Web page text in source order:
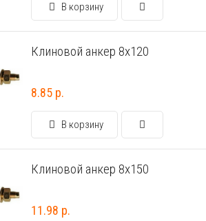
В корзину
Клиновой анкер 8х120
8.85 р.
В корзину
Клиновой анкер 8х150
11.98 р.